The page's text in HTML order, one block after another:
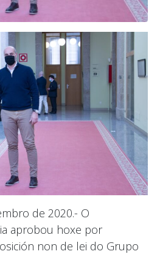
de 2020.- O
aprobou hoxe por
non de lei do Grupo